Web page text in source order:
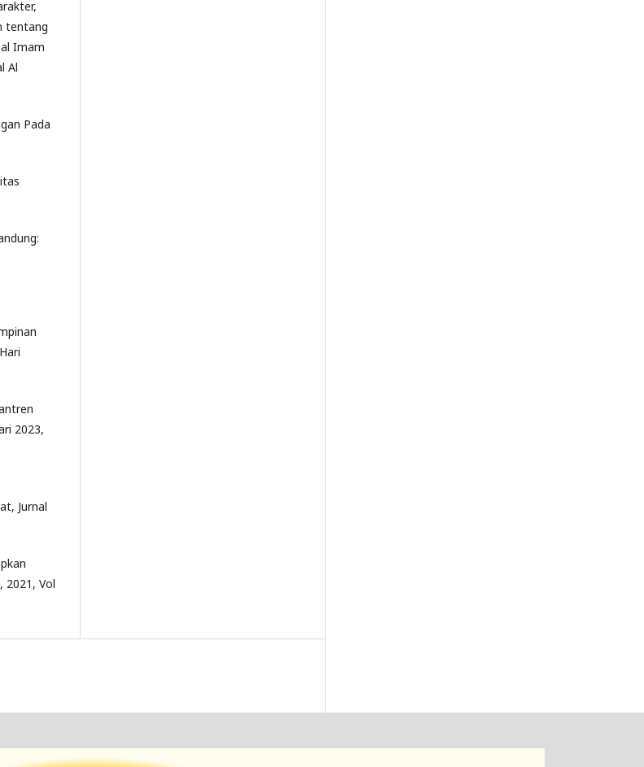
tentang
Imam
Al
Pada
2023,
Jurnal
2021, Vol